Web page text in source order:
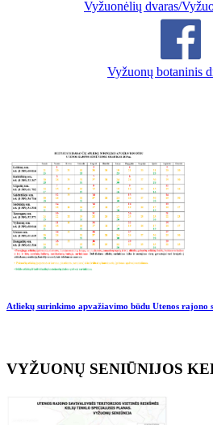
Vyžuonėlių dvaras/
Vyžuonų botaninis
Atliekų surinkimo apvažiavimo būdu Utenos rajono
VYŽUONŲ SENIŪNIJOS